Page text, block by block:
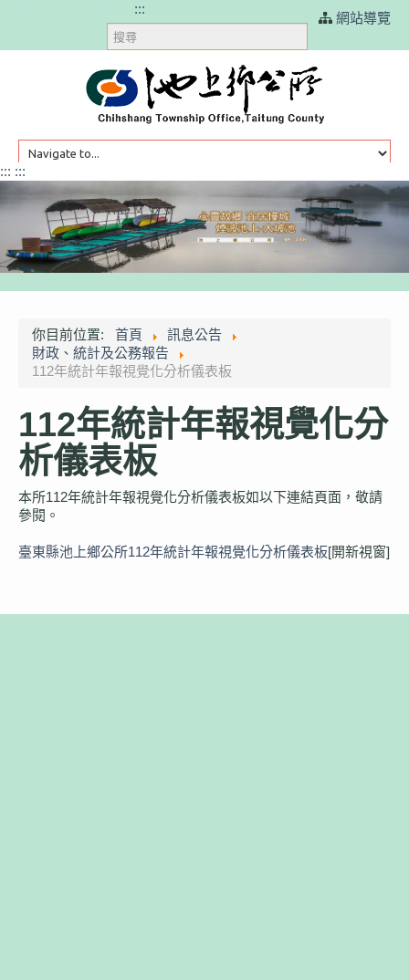
:::
網站導覽
搜
尋
HOME
訊息公告
本鄉簡介
公所介紹
觀光導覽
::: :::
你目前位置: 首頁
訊息公告
財政、統計及公務報告
112年統計年報視覺化分析儀表板
112年統計年報視覺化分
析儀表板
本所112年統計年報視覺化分析儀表板如以下連結頁面，敬請
參閱。
臺東縣池上鄉公所112年統計年報視覺化分析儀表板[開新視窗]